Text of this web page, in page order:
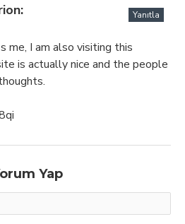
Yanıtla
me, I am also visiting this
is actually nice and the people
Yap